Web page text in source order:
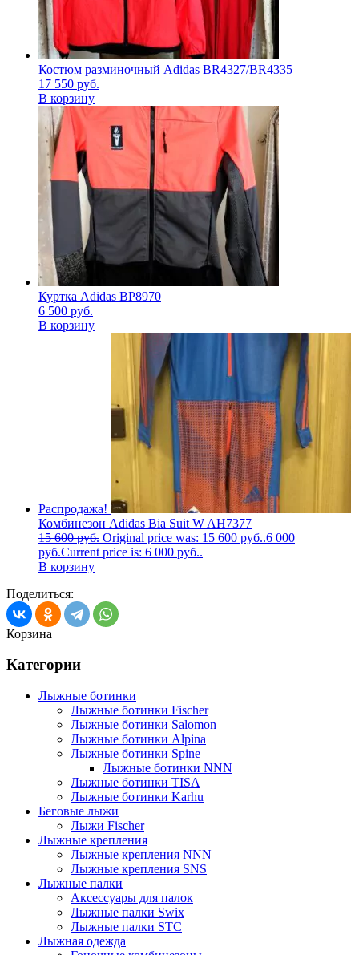
Костюм разминочный Adidas BR4327/BR4335
17 550 руб.
В корзину
Куртка Adidas BP8970
6 500 руб.
В корзину
Распродажа!
Комбинезон Adidas Bia Suit W AH7377
15 600руб. Original price was: 15 600 руб..6 000
руб.Current price is: 6 000 руб..
В корзину
Поделиться:
Корзина
Категории
Лыжные ботинки
Лыжные ботинки Fischer
Лыжные ботинки Salomon
Лыжные ботинки Alpina
Лыжные ботинки Spine
Лыжные ботинки NNN
Лыжные ботинки TISA
Лыжные ботинки Karhu
Беговые лыжи
Лыжи Fischer
Лыжные крепления
Лыжные крепления NNN
Лыжные крепления SNS
Лыжные палки
Аксессуары для палок
Лыжные палки Swix
Лыжные палки STC
Лыжная одежда